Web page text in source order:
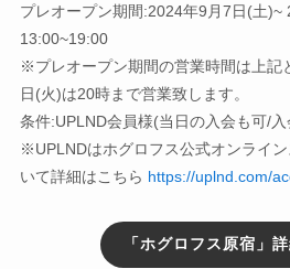
プレオープン期間:2024年9月7日(土)~
13:00~19:00
※プレオープン期間の営業時間は上記
日(火)は20時まで営業致します。
条件:UPLND会員様(当日の入会も可/
※UPLNDはホグロフス公式オンライ
いて詳細はこちら https://uplnd.com/
「ホグロフス原宿」